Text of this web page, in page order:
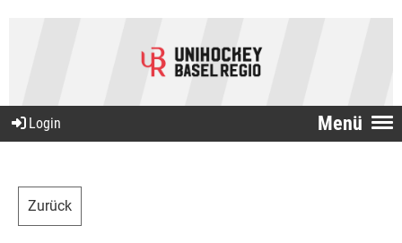
Menü
Login
Zurück